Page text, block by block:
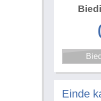
Einde